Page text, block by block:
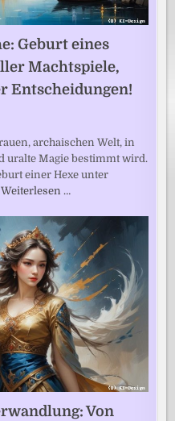
Geburt eines
Machtspiele,
Entscheidungen!
archaischen Welt, in
uralte Magie bestimmt wird.
einer Hexe unter
Weiterlesen …
Von